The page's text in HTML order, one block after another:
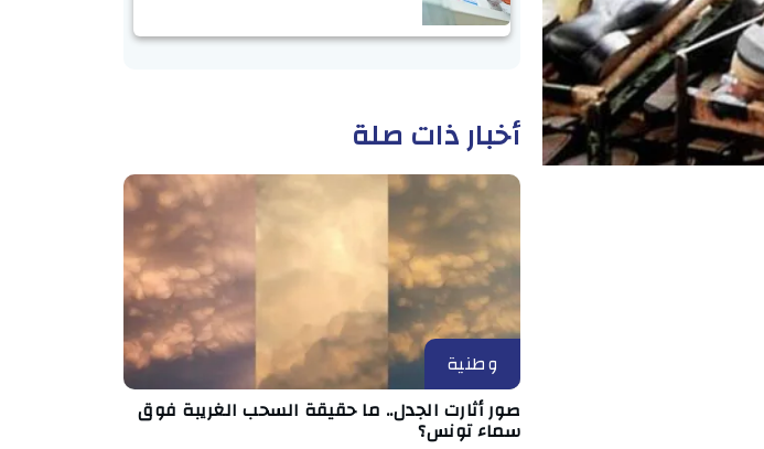
أخبار ذات صلة
وطنية
صور أثارت الجدل.. ما حقيقة السحب الغريبة فوق
سماء تونس؟